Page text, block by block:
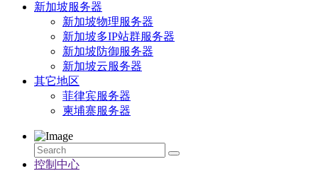
新加坡服务器
新加坡物理服务器
新加坡多IP站群服务器
新加坡防御服务器
新加坡云服务器
其它地区
菲律宾服务器
柬埔寨服务器
控制中心